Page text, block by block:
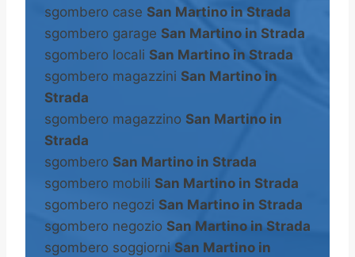
sgombero case San Martino in Strada
sgombero garage San Martino in Strada
sgombero locali San Martino in Strada
sgombero magazzini San Martino in
Strada
sgombero magazzino San Martino in
Strada
sgombero San Martino in Strada
sgombero mobili San Martino in Strada
sgombero negozi San Martino in Strada
sgombero negozio San Martino in Strada
sgombero soggiorni San Martino in